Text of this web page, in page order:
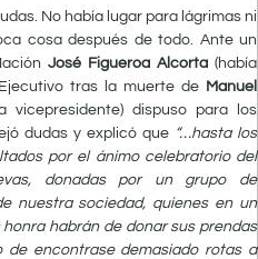
No había lugar para lágrimas ni
cosa después de todo. Ante un
José Figueroa Alcorta (había
tras la muerte de Manuel
vicepresidente) dispuso para los
dudas y explicó que “…hasta los
por el ánimo celebratorio del
donadas por un grupo de
nuestra sociedad, quienes en un
habrán de donar sus prendas
de encontrase demasiado rotas a